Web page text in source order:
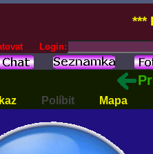
***
Login:
Políbit Mapa